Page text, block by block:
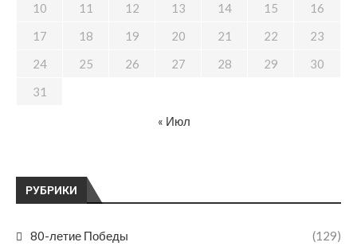
РУБРИКИ
80-летие Победы (129)
10
11 12 13 14 15
16
17
18 19 20 21 22
23
24
25 26 27 28 29
30
31
« Июл